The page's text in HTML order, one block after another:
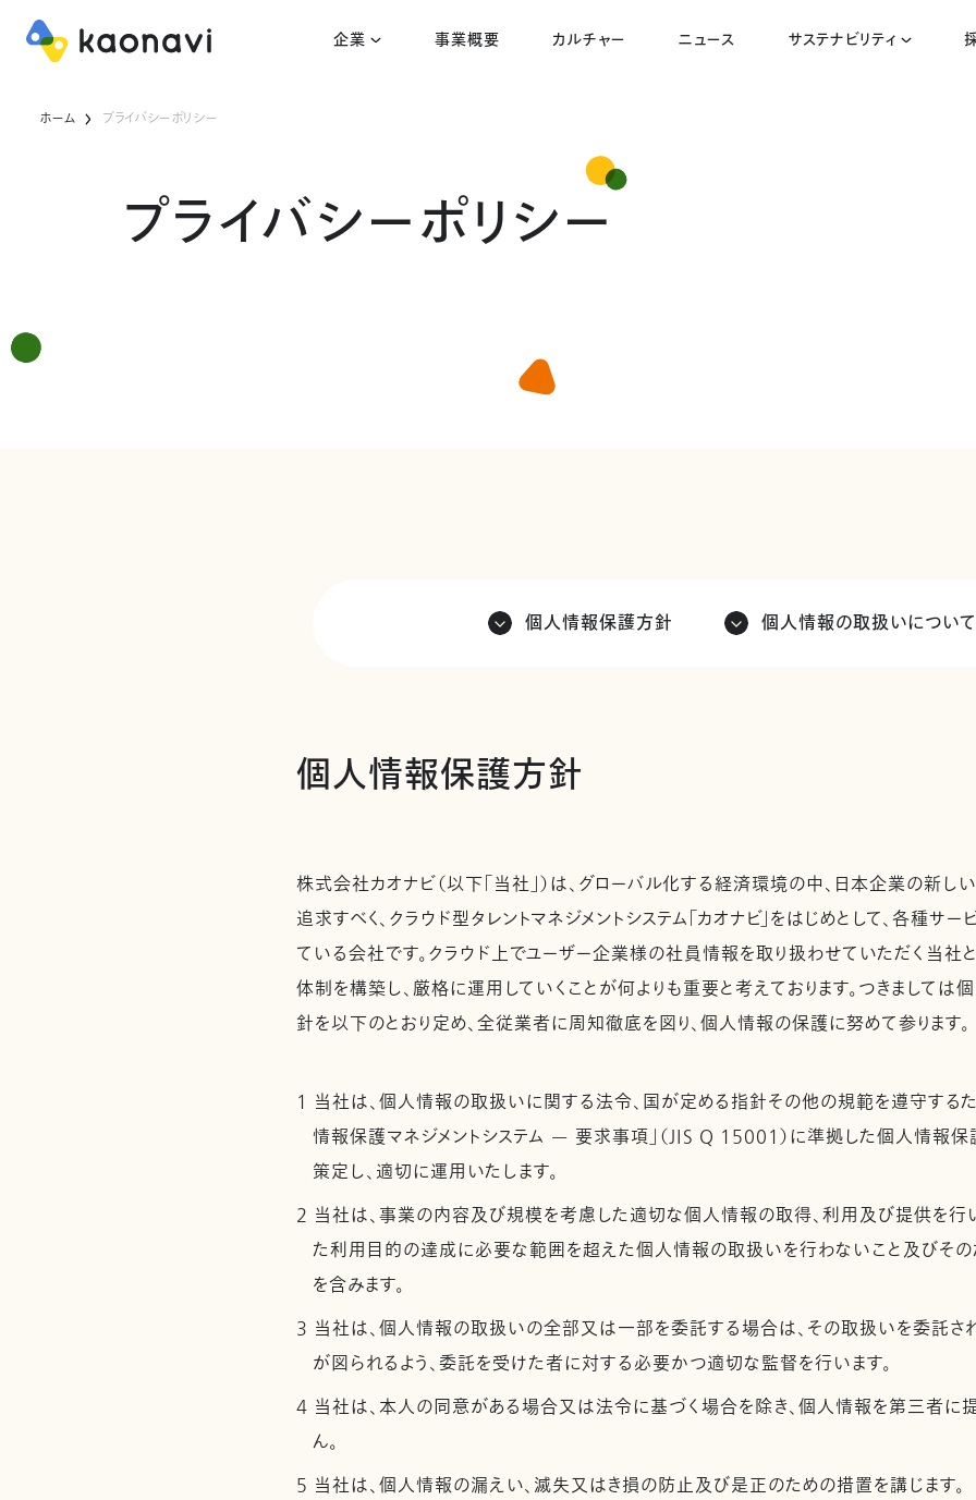
企業 事業概要 カルチャー ニュース サステナビリティ
ホーム プライバシーポリシー
プライバシーポリシー
個人情報保護方針 個人情報の取扱いについて
個人情報保護方針
株式会社カオナビ（以下「当社」）は、グローバル化する経済環境の中、日本企業の新し
追求すべく、クラウド型タレントマネジメントシステム「カオナビ」をはじめとして、各種サ
ている会社です。クラウド上でユーザー企業様の社員情報を取り扱わせていただく当社
体制を構築し、厳格に運用していくことが何よりも重要と考えております。つきまして
針を以下のとおり定め、全従業者に周知徹底を図り、個人情報の保護に努めて参ります。
1 当社は、個人情報の取扱いに関する法令、国が定める指針その他の規範を遵守する
情報保護マネジメントシステム — 要求事項」（JIS Q 15001）に準拠した個人情報保
策定し、適切に運用いたします。
2 当社は、事業の内容及び規模を考慮した適切な個人情報の取得、利用及び提供を行
た利用目的の達成に必要な範囲を超えた個人情報の取扱いを行わないこと及びその
を含みます。
3 当社は、個人情報の取扱いの全部又は一部を委託する場合は、その取扱いを委託
が図られるよう、委託を受けた者に対する必要かつ適切な監督を行います。
4 当社は、本人の同意がある場合又は法令に基づく場合を除き、個人情報を第三者に
ん。
5 当社は、個人情報の漏えい、滅失又はき損の防止及び是正のための措置を講じます。